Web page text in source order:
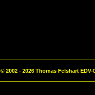
© 2002 - 2026 Thomas Felshart